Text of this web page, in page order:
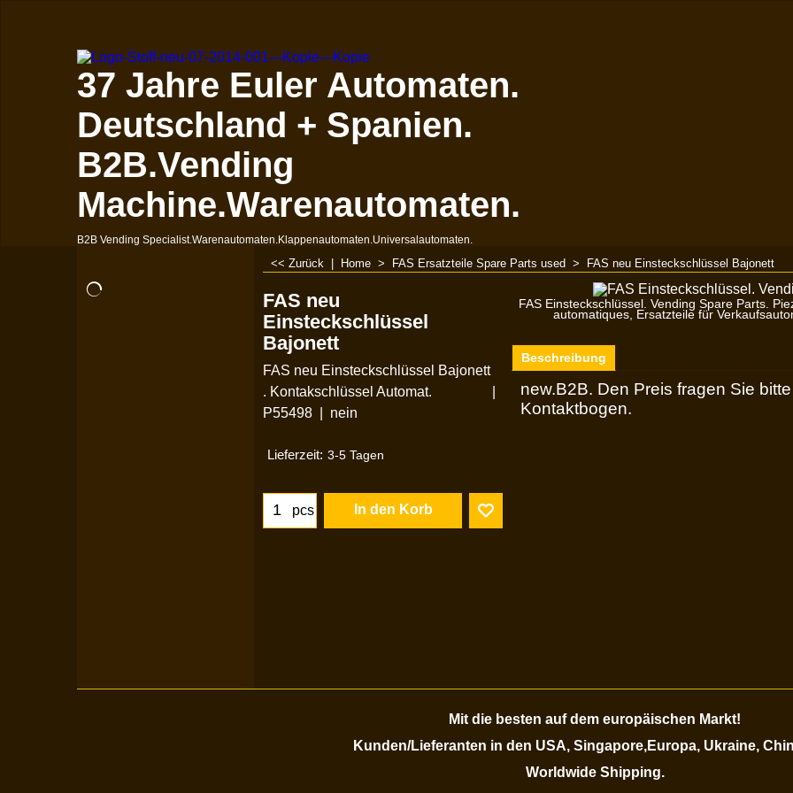
37 Jahre Euler Automaten.
Deutschland + Spanien.
B2B.Vending
Machine.Warenautomaten.
B2B Vending Specialist.Warenautomaten.Klappenautomaten.Universalautomaten.
<< Zurück Home > FAS Ersatzteile Spare Parts used > FAS neu Einsteckschlüssel Bajonett
FAS Einsteckschlüssel. Vending Spare Parts.
automatiques, Ersatzteile für
FAS neu
Einsteckschlüssel
Bajonett
FAS neu Einsteckschlüssel Bajonett
. Kontakschlüssel Automat.
P55498
nein
Lieferzeit: 3-5 Tagen
pcs In den Korb
Beschreibung
new.B2B. Den Preis fragen Sie
Kontaktbogen.
Mit die besten auf dem europäischen Markt!
Kunden/Lieferanten in den USA, Singapore,Europa, Ukraine,
Worldwide Shipping.